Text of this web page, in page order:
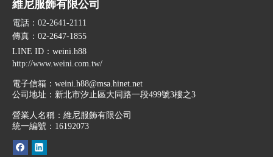
維尼服飾有限公司
電話：02-2641-2111
傳真：02-2647-1855
LINE ID ：weini.h88
http://www.weini.com.tw/
電子信箱： weini.h88@msa.hinet.net
公司地址： 新北市汐止區大同路一段499號3樓之3
營業人名稱：維尼服飾有限公司
統一編號：16192073